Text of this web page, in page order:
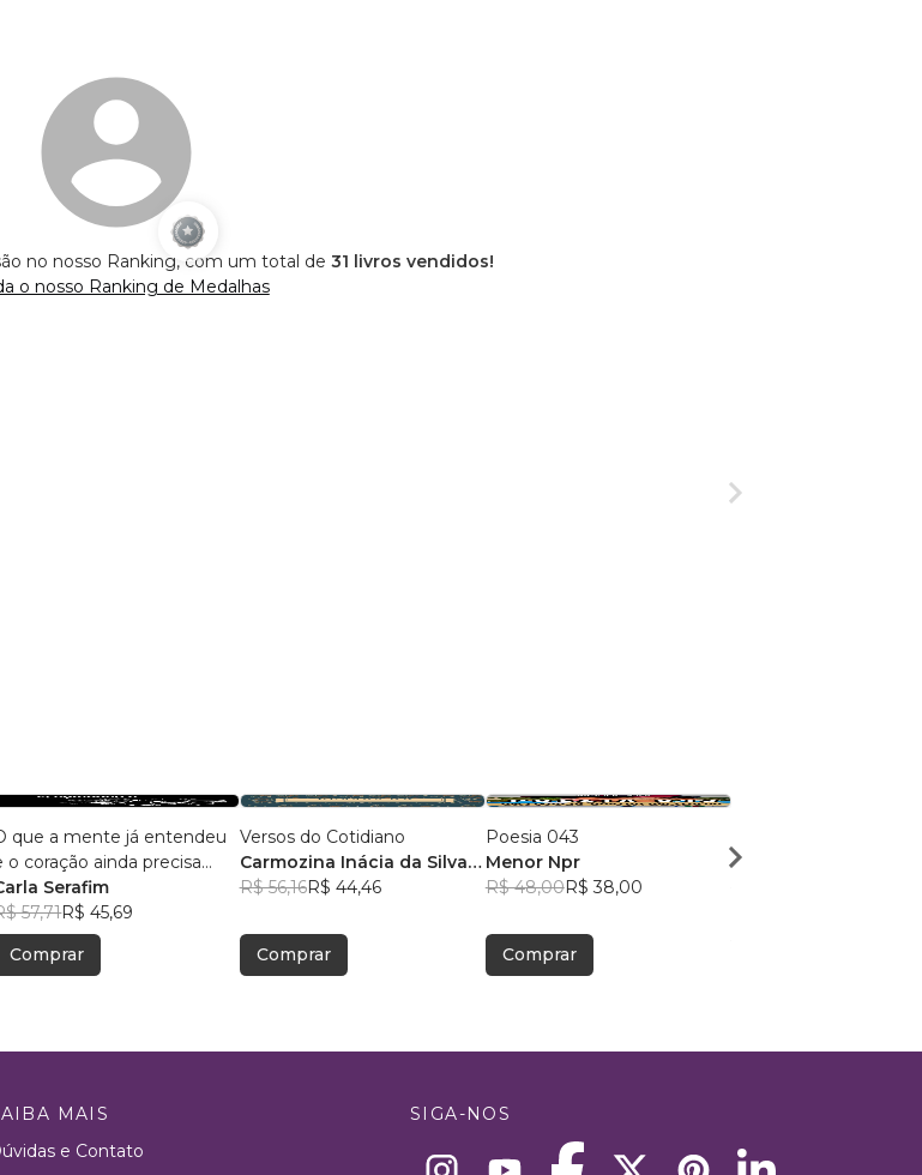
no nosso Ranking, com um total de 31 livros vendidos!
o nosso Ranking de Medalhas
que a mente já entendeu
o coração ainda precisa
Serafim
57,71R$ 45,69
Comprar
Versos do Cotidiano
Carmozina Inácia da Silva
Rodrigues
R$ 56,16R$ 44,46
Comprar
Poesia 043
Menor Npr
R$ 48,00R$ 38,00
Comprar
Victor Sousa Silva
MAIS
e Contato
SIGA-NOS